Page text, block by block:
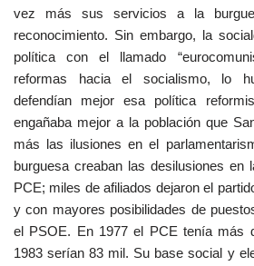
vez más sus servicios a la
reconocimiento. Sin embargo, la
política con el llamado
reformas hacia el socialismo, lo
defendían mejor esa política
engañaba mejor a la población que
más las ilusiones en el
burguesa creaban las desilusiones en
PCE; miles de afiliados dejaron el
y con mayores posibilidades de
el PSOE. En 1977 el PCE tenía más
1983 serían 83 mil. Su base social y